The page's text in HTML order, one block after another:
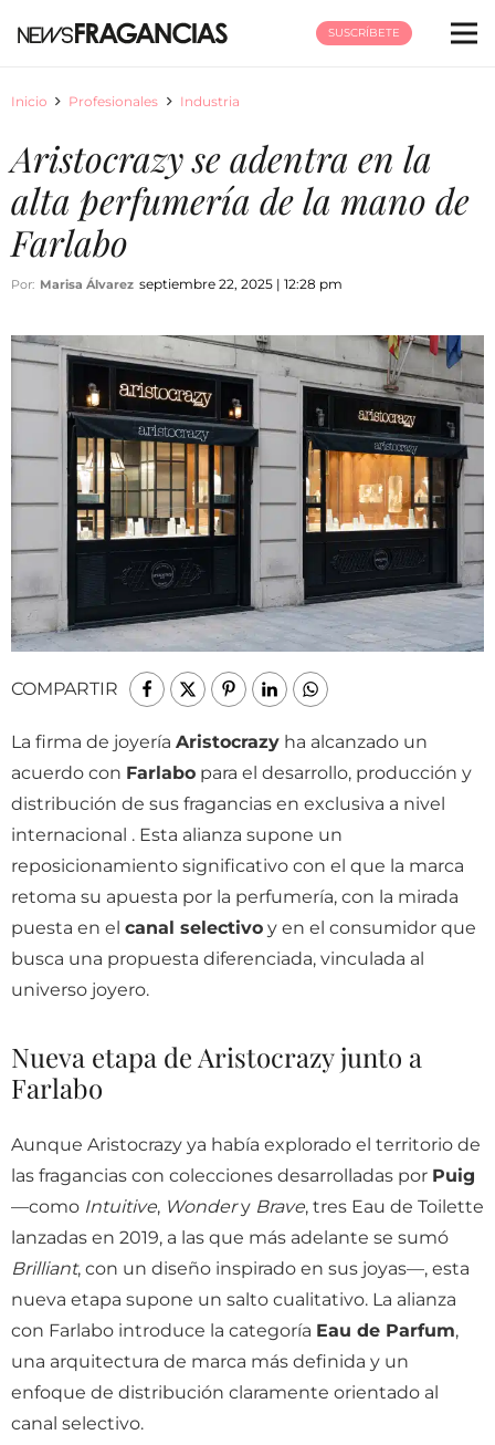
SUSCRÍBETE
Inicio Profesionales Industria
Aristocrazy se adentra en la
alta perfumería de la mano de
Farlabo
Por: Marisa Álvarez septiembre 22, 2025 | 12:28 pm
COMPARTIR
La firma de joyería Aristocrazy ha alcanzado un
acuerdo con Farlabo para el desarrollo, producción y
distribución de sus fragancias en exclusiva a nivel
internacional . Esta alianza supone un
reposicionamiento significativo con el que la marca
retoma su apuesta por la perfumería, con la mirada
puesta en el canal selectivo y en el consumidor que
busca una propuesta diferenciada, vinculada al
universo joyero.
Nueva etapa de Aristocrazy junto a
Farlabo
Aunque Aristocrazy ya había explorado el territorio de
las fragancias con colecciones desarrolladas por Puig
—como Intuitive, Wondery Brave, tres Eau de Toilette
lanzadas en 2019, a las que más adelante se sumó
Brilliant, con un diseño inspirado en sus joyas—, esta
nueva etapa supone un salto cualitativo. La alianza
con Farlabo introduce la categoría Eau de Parfum,
una arquitectura de marca más definida y un
enfoque de distribución claramente orientado al
canal selectivo.